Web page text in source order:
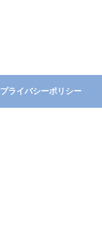
プライバシーポリシー